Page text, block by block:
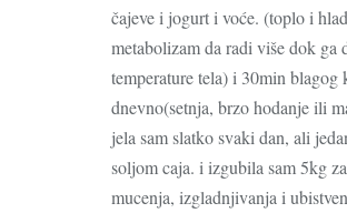
čajeve i jogurt i voće. (toplo i
metabolizam da radi više dok ga
temperature tela) i 30min blagog
dnevno(setnja, brzo hodanje ili
jela sam slatko svaki dan, ali
soljom caja. i izgubila sam 5kg
mucenja, izgladnjivanja i